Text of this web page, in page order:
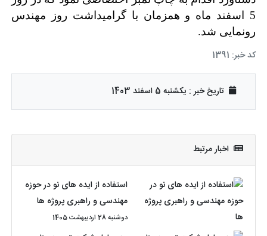
5 اسفند ماه و همزمان با گرامیداشت روز مهندس
رونمایی شد.
کد خبر: 1391
تاریخ خبر : یکشنبه 5 اسفند 1403
اخبار مرتبط
استفاده از ایده های نو در حوزه
مهندسی و راهبری پروژه ها
دوشنبه 28 اردیبهشت 1405